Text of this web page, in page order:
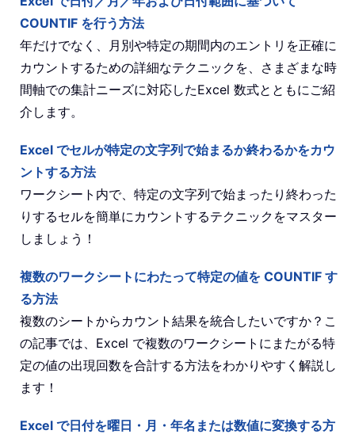
COUNTIF を行う方法
年だけでなく、月別や特定の期間内のエントリを正確に
カウントするための詳細なテクニックを、さまざまな時
間軸での集計ニーズに対応したExcel 数式とともにご紹
介します。
Excel でセルが特定の文字列で始まるか終わるかをカウ
ントする方法
ワークシート内で、特定の文字列で始まったり終わった
りするセルを簡単にカウントするテクニックをマスター
しましょう！
複数のワークシートにわたって特定の値を COUNTIF す
る方法
複数のシートからカウント結果を統合したいですか？こ
の記事では、Excel で複数のワークシートにまたがる特
定の値の出現回数を合計する方法をわかりやすく解説し
ます！
Excel で日付を曜日・月・年名または数値に変換する方